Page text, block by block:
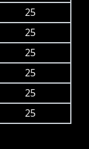
25
25
25
25
25
25